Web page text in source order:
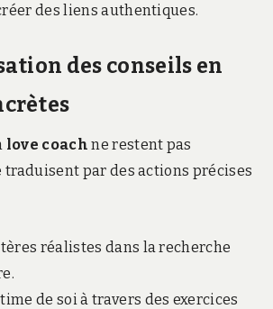
des liens authentiques.
des conseils en
love coach ne restent pas
traduisent par des actions précises
réalistes dans la recherche
de soi à travers des exercices